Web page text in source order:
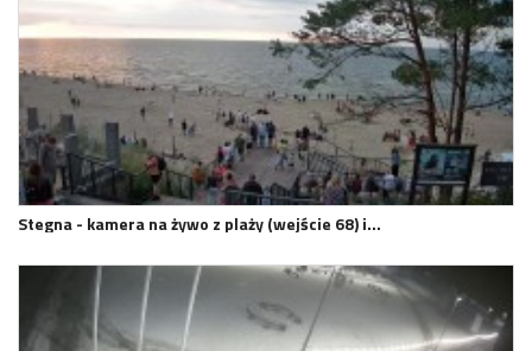
Stegna - kamera na żywo z plaży (wejście 68) i…